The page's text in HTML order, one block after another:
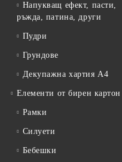
Напукващ ефект, пасти,
ръжда, патина, други
Пудри
Грундове
Декупажна хартия А4
Елементи от бирен картон
Рамки
Силуети
Бебешки